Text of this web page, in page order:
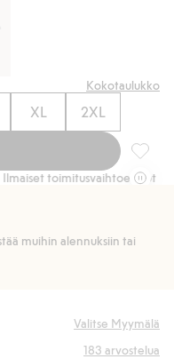
Kokotaulukko
XL 2XL
toimitusvaihtoehdot
muihin alennuksiin tai
Valitse Myymälä
183 arvostelua